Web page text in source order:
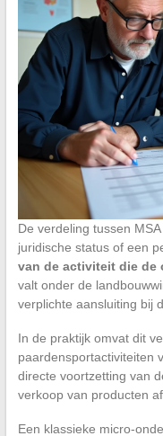
De verdeling tussen
juridische status of een
van de activiteit die de
valt onder de
verplichte aansluiting bij
In de praktijk omvat dit
paardensportactiviteiten
directe voortzetting van
verkoop van producten
Een klassieke micro-